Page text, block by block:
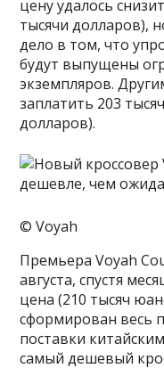
цену удалось
тысячи долларов),
дело в том, что
будут выпущены
экземпляров.
заплатить 203
долларов).
© Voyah
Премьера Voyah
августа, спустя
цена (210 тысяч
сформирован весь
поставки
самый дешевый